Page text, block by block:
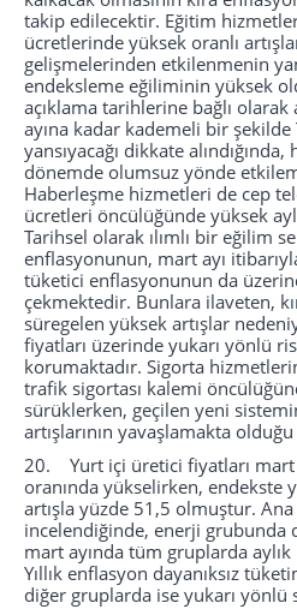
takip edilecektir. Eğitim
ücretlerinde yüksek oranlı
gelişmelerinden etkilenmenin
endeksleme eğiliminin yüksek
açıklama tarihlerine bağlı
ayına kadar kademeli bir şekilde
yansıyacağı dikkate
dönemde olumsuz yönde
Haberleşme hizmetleri de cep
ücretleri öncülüğünde yüksek
Tarihsel olarak ılımlı bir eğilim
enflasyonunun, mart ayı
tüketici enflasyonunun da
çekmektedir. Bunlara ilaveten,
süregelen yüksek artışlar
fiyatları üzerinde yukarı yönlü
korumaktadır. Sigorta
trafik sigortası kalemi
sürüklerken, geçilen yeni
artışlarının yavaşlamakta
20. Yurt içi üretici fiyatları mart
oranında yükselirken, endekste
artışla yüzde 51,5 olmuştur.
incelendiğinde, enerji grubunda
mart ayında tüm gruplarda
Yıllık enflasyon dayanıksız
diğer gruplarda ise yukarı yönlü